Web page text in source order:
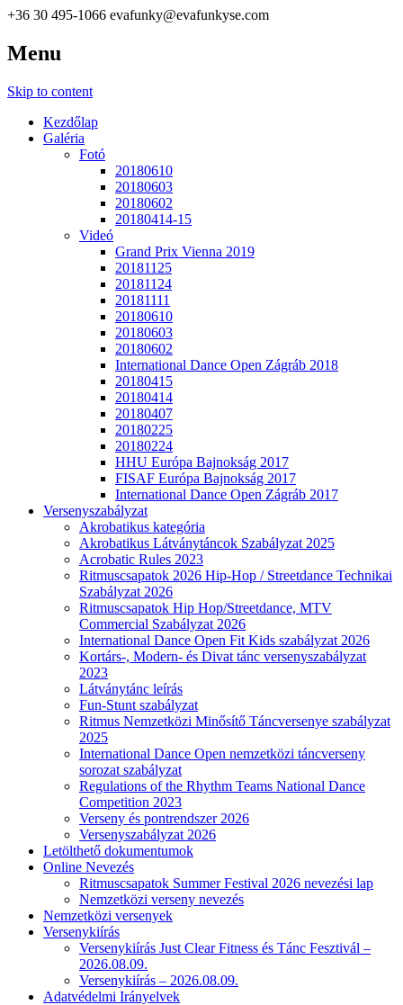
+36 30 495-1066 evafunky@evafunkyse.com
Táncversenye
Ritmuscsapatok Országos Táncversenye és a Hip-Hop Unite
Menu
Skip to content
Kezdőlap
Galéria
Fotó
20180610
20180603
20180602
20180414-15
Videó
Grand Prix Vienna 2019
20181125
20181124
20181111
20180610
20180603
20180602
International Dance Open Zágráb 2018
20180415
20180414
20180407
20180225
20180224
HHU Európa Bajnokság 2017
FISAF Európa Bajnokság 2017
International Dance Open Zágráb 2017
Versenyszabályzat
Akrobatikus kategória
Akrobatikus Látványtáncok Szabályzat 2025
Acrobatic Rules 2023
Ritmuscsapatok 2026 Hip-Hop / Streetdance Technikai
Szabályzat 2026
Ritmuscsapatok Hip Hop/Streetdance, MTV
Commercial Szabályzat 2026
International Dance Open Fit Kids szabályzat 2026
Kortárs-, Modern- és Divat tánc versenyszabályzat
2023
Látványtánc leírás
Fun-Stunt szabályzat
Ritmus Nemzetközi Minősítő Táncversenye szabályzat
2025
International Dance Open nemzetközi táncverseny
sorozat szabályzat
Regulations of the Rhythm Teams National Dance
Competition 2023
Verseny és pontrendszer 2026
Versenyszabályzat 2026
Letölthető dokumentumok
Online Nevezés
Ritmuscsapatok Summer Festival 2026 nevezési lap
Nemzetközi verseny nevezés
Nemzetközi versenyek
Versenykiírás
Versenykiírás Just Clear Fitness és Tánc Fesztivál –
2026.08.09.
Versenykiírás – 2026.08.09.
Adatvédelmi Irányelvek